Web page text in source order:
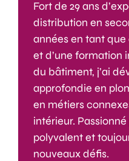
Fort de 29 ans
distribution en
années en tant
et d’une formation
du bâtiment, j’ai
approfondie en
en métiers
intérieur.
polyvalent et
nouveaux défis.